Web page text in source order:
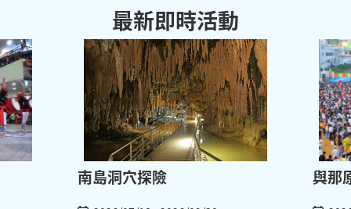
最新即時活動
南島洞穴探險 與那